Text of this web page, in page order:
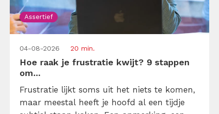
Assertief
04-08-2026 20 min.
Hoe raak je frustratie kwijt? 9 stappen
om...
Frustratie lijkt soms uit het niets te komen,
maar meestal heeft je hoofd al een tijdje